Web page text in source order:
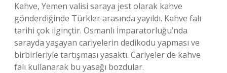
Kahve, Yemen valisi saraya jest olarak kahve
gönderdiğinde Türkler arasında yayıldı. Kahve falı
tarihi çok ilginçtir. Osmanlı İmparatorluğu’nda
sarayda yaşayan cariyelerin dedikodu yapması ve
birbirleriyle tartışması yasaktı. Cariyeler de kahve
falı kullanarak bu yasağı bozdular.